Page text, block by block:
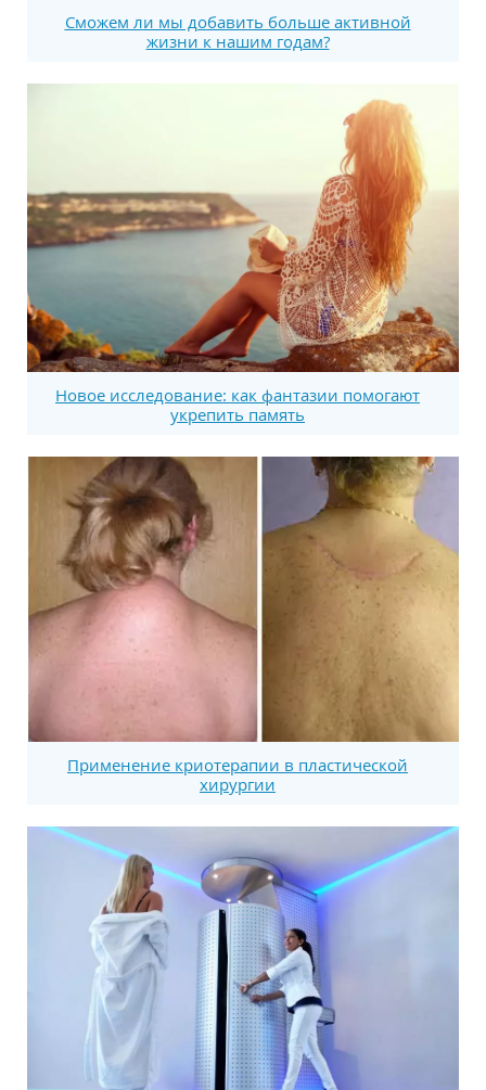
Сможем ли мы добавить больше активной
жизни к нашим годам?
Новое исследование: как фантазии помогают
укрепить память
Применение криотерапии в пластической
хирургии